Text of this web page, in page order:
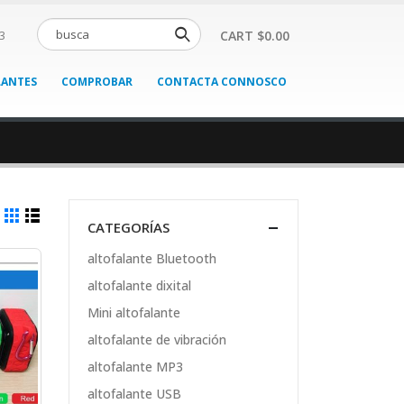
CART $0.00
COMPROBAR CONTACTA CONNOSCO
CATEGORÍAS
altofalante Bluetooth
altofalante dixital
Mini altofalante
altofalante de vibración
altofalante MP3
altofalante USB